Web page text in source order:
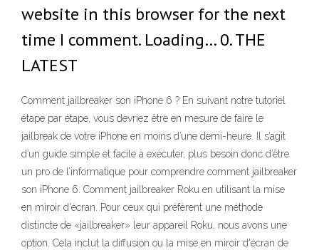
website in this browser for the next
time I comment. Loading… 0. THE
LATEST
Comment jailbreaker son iPhone 6 ? En suivant notre tutoriel
étape par étape, vous devriez être en mesure de faire le
jailbreak de votre iPhone en moins d’une demi-heure. Il s’agit
d’un guide simple et facile à exécuter, plus besoin donc d’être
un pro de l’informatique pour comprendre comment jailbreaker
son iPhone 6. Comment jailbreaker Roku en utilisant la mise
en miroir d'écran. Pour ceux qui préfèrent une méthode
distincte de «jailbreaker» leur appareil Roku, nous avons une
option. Cela inclut la diffusion ou la mise en miroir d'écran de